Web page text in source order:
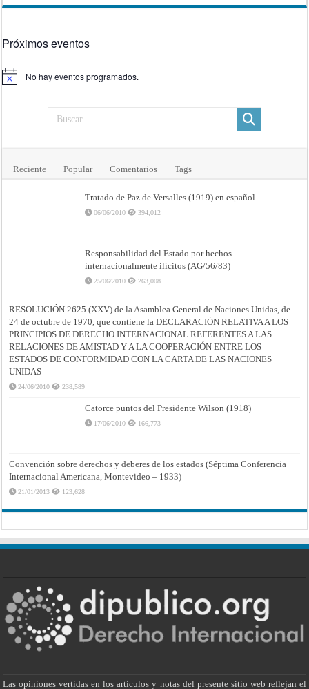
Próximos eventos
Aviso No hay eventos programados.
Reciente Popular Comentarios Tags
Tratado de Paz de Versalles (1919) en español
06/06/2010 394,012
Responsabilidad del Estado por hechos
internacionalmente ilícitos (AG/56/83)
25/06/2010 263,008
RESOLUCIÓN 2625 (XXV) de la Asamblea General de Naciones Unidas, de
24 de octubre de 1970, que contiene la DECLARACIÓN RELATIVA A LOS
PRINCIPIOS DE DERECHO INTERNACIONAL REFERENTES A LAS
RELACIONES DE AMISTAD Y A LA COOPERACIÓN ENTRE LOS
ESTADOS DE CONFORMIDAD CON LA CARTA DE LAS NACIONES
UNIDAS
24/06/2010 238,589
Catorce puntos del Presidente Wilson (1918)
17/06/2010 166,773
Convención sobre derechos y deberes de los estados (Séptima Conferencia
Internacional Americana, Montevideo – 1933)
21/01/2013 123,628
Las opiniones vertidas en los artículos y notas del presente sitio web reflejan el